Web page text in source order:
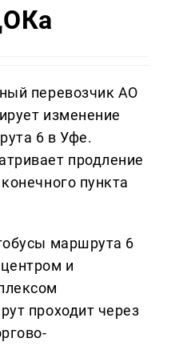
перевозчик АО
изменение
6 в Уфе.
продление
пункта
маршрута 6
и
проходит через